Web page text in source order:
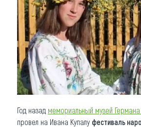
О регионе
Коллекция впечатлений
Другие рубрики
Год назад мемориальный музей Германа
провел на Ивана Купалу фестиваль